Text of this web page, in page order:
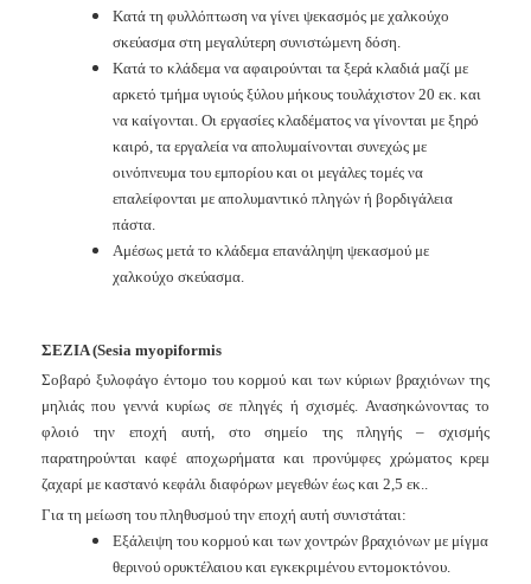
Κατά τη φυλλόπτωση να γίνει ψεκασμός με χαλκούχο
σκεύασμα στη μεγαλύτερη συνιστώμενη δόση.
Κατά το κλάδεμα να αφαιρούνται τα ξερά κλαδιά μαζί με
αρκετό τμήμα υγιούς ξύλου μήκους τουλάχιστον 20 εκ. και
να καίγονται. Οι εργασίες κλαδέματος να γίνονται με ξηρό
καιρό, τα εργαλεία να απολυμαίνονται συνεχώς με
οινόπνευμα του εμπορίου και οι μεγάλες τομές να
επαλείφονται με απολυμαντικό πληγών ή βορδιγάλεια
πάστα.
Αμέσως μετά το κλάδεμα επανάληψη ψεκασμού με
χαλκούχο σκεύασμα.
ΣΕΖΙΑ(Sesia myopiformis
Σοβαρό ξυλοφάγο έντομο του κορμού και των κύριων βραχιόνων της
μηλιάς που γεννά κυρίως σε πληγές ή σχισμές. Ανασηκώνοντας το
φλοιό την εποχή αυτή, στο σημείο της πληγής – σχισμής
παρατηρούνται καφέ αποχωρήματα και προνύμφες χρώματος κρεμ
ζαχαρί με καστανό κεφάλι διαφόρων μεγεθών έως και 2,5 εκ..
Για τη μείωση του πληθυσμού την εποχή αυτή συνιστάται:
Εξάλειψη του κορμού και των χοντρών βραχιόνων με μίγμα
θερινού ορυκτέλαιου και εγκεκριμένου εντομοκτόνου.